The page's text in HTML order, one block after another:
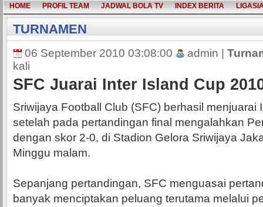
HOME PROFIL TEAM JADWAL BOLA TV INDEX BERITA
TURNAMEN
06 September 2010 03:08:00 admin |
kali
SFC Juarai Inter Island Cup
Sriwijaya Football Club (SFC) berhasil menjuarai
setelah pada pertandingan final mengalahkan
dengan skor 2-0, di Stadion Gelora Sriwijaya
Minggu malam.
Sepanjang pertandingan, SFC menguasai
banyak menciptakan peluang terutama melalui